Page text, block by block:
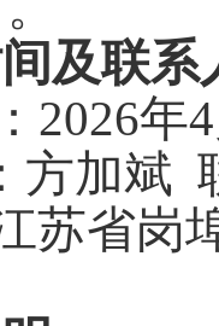
及联系
2026年4
加斌
省岗埠